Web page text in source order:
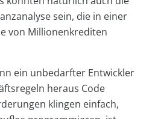
sein, die in einer
von Millionenkrediten
ein unbedarfter Entwickler
heraus Code
klingen einfach,